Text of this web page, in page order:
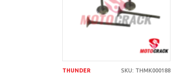
CARRITO
THUNDER SKU: THMK000188